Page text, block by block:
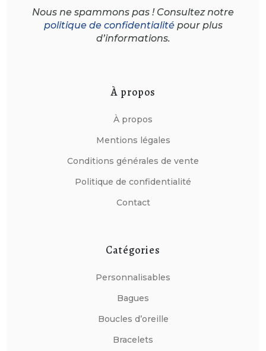
Nous ne spammons pas ! Consultez notre
politique de confidentialitépour plus
d’informations.
À propos
À propos
Mentions légales
Conditions générales de vente
Politique de confidentialité
Contact
Catégories
Personnalisables
Bagues
Boucles d’oreille
Bracelets